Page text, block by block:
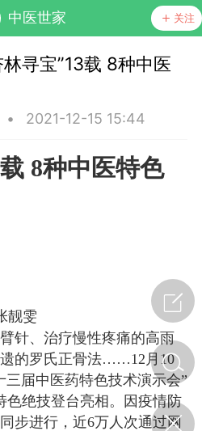
中医世家 关注
医人！
寻宝”13载 8种中医
• 2021-12-15 15:44
8种中医特色
靓雯
针、治疗慢性疼痛的高雨
的罗氏正骨法……12月10
届中医药特色技术演示会”
色绝技登台亮相。因疫情防
步进行，近6万人次通过网